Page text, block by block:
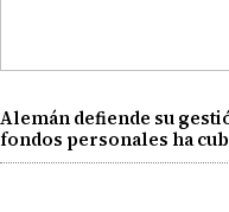
Alemán defiende su
fondos personales ha